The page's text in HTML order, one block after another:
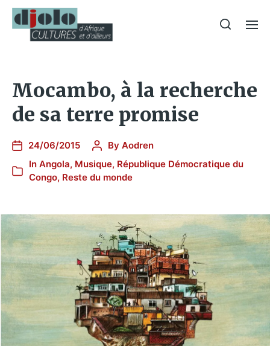
Mocambo, à la recherche
de sa terre promise
24/06/2015 By Aodren
In Angola, Musique, République Démocratique du
Congo, Reste du monde